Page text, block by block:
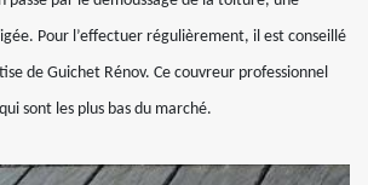
Pour l’effectuer régulièrement, il est conseillé
de Guichet Rénov. Ce couvreur professionnel
sont les plus bas du marché.